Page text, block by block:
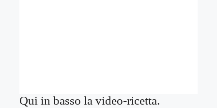
Qui in basso la video-ricetta.